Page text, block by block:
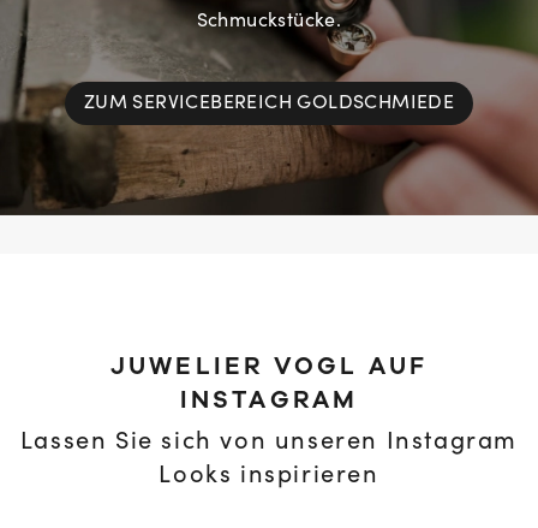
Schmuckstücke.
ZUM SERVICEBEREICH GOLDSCHMIEDE
JUWELIER VOGL AUF
INSTAGRAM
Lassen Sie sich von unseren Instagram
Looks inspirieren